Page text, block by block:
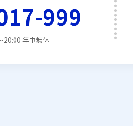
999
20:00 年中無休